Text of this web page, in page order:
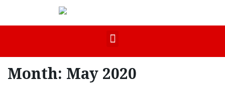
Month: May 2020